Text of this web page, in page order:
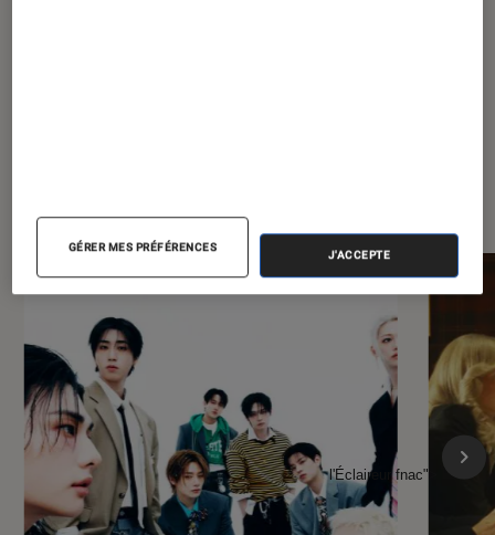
l'Éclaireur fnac">
GÉRER MES PRÉFÉRENCES
J'ACCEPTE